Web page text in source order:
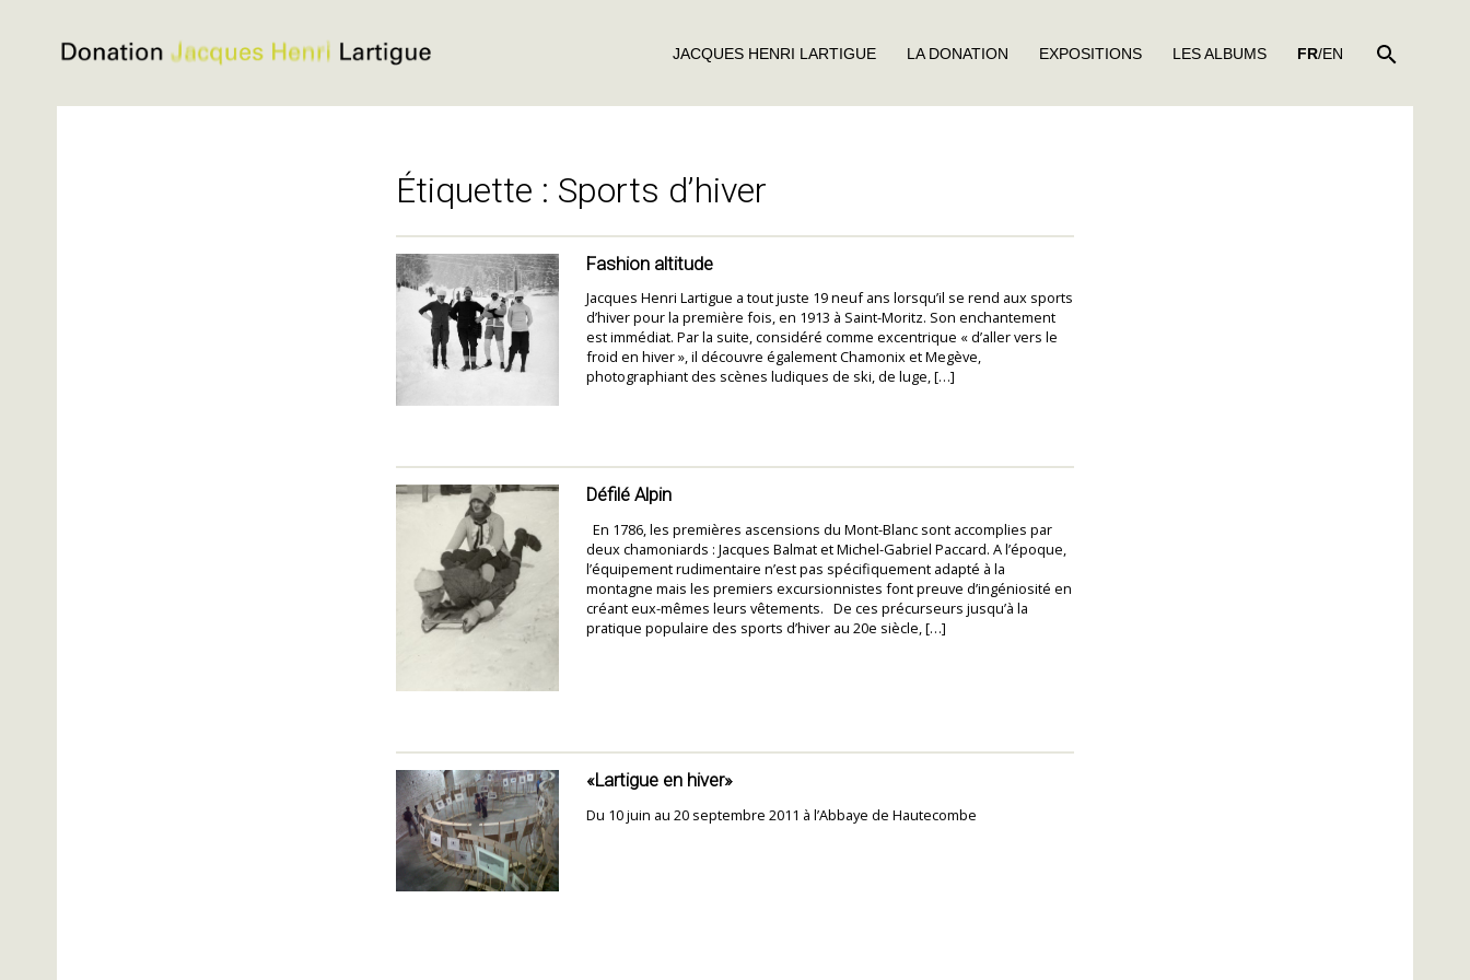
Jacques
JACQUES HENRI LARTIGUE LA DONATION EXPOSITIONS LES ALBUMS FR/EN
Étiquette : Sports d’hiver
Fashion altitude
Jacques Henri Lartigue a tout juste 19 neuf ans lorsqu’il se rend aux sports
d’hiver pour la première fois, en 1913 à Saint-Moritz. Son enchantement
est immédiat. Par la suite, considéré comme excentrique « d’aller vers le
froid en hiver », il découvre également Chamonix et Megève,
photographiant des scènes ludiques de ski, de luge, […]
Défilé Alpin
En 1786, les premières ascensions du Mont-Blanc sont accomplies par
deux chamoniards : Jacques Balmat et Michel-Gabriel Paccard. A l’époque,
l’équipement rudimentaire n’est pas spécifiquement adapté à la
montagne mais les premiers excursionnistes font preuve d’ingéniosité en
créant eux-mêmes leurs vêtements. De ces précurseurs jusqu’à la
pratique populaire des sports d’hiver au 20e siècle, […]
«Lartigue en hiver»
Du 10 juin au 20 septembre 2011 à l’Abbaye de Hautecombe